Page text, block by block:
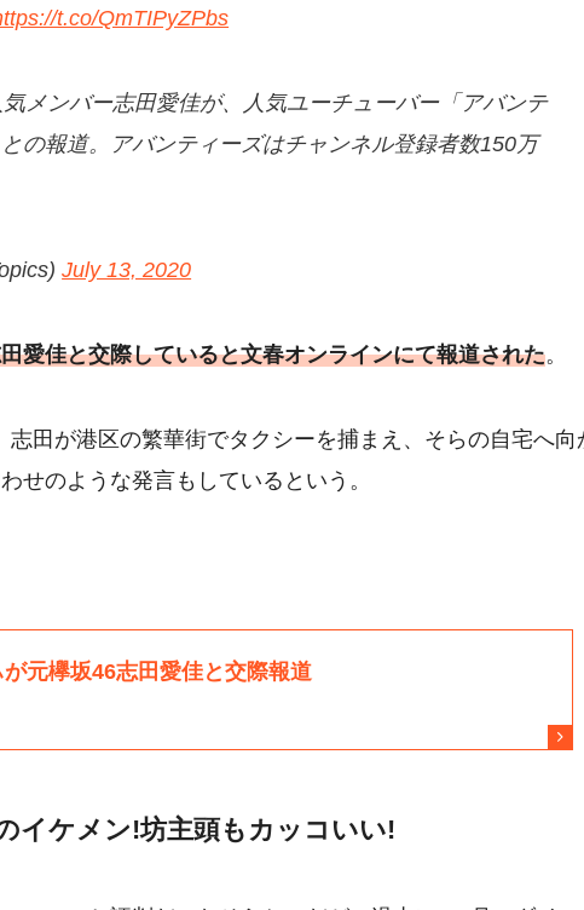
t.co/QmTIPyZPbs
メンバー志田愛佳が、人気ユーチューバー「アバンテ
の報道。アバンティーズはチャンネル登録者数150万
July 13, 2020
愛佳と交際していると文春オンラインにて報道された。
志田が港区の繁華街でタクシーを捕まえ、そらの自宅へ向
せのような発言もしているという。
イケメン!坊主頭もカッコいい!